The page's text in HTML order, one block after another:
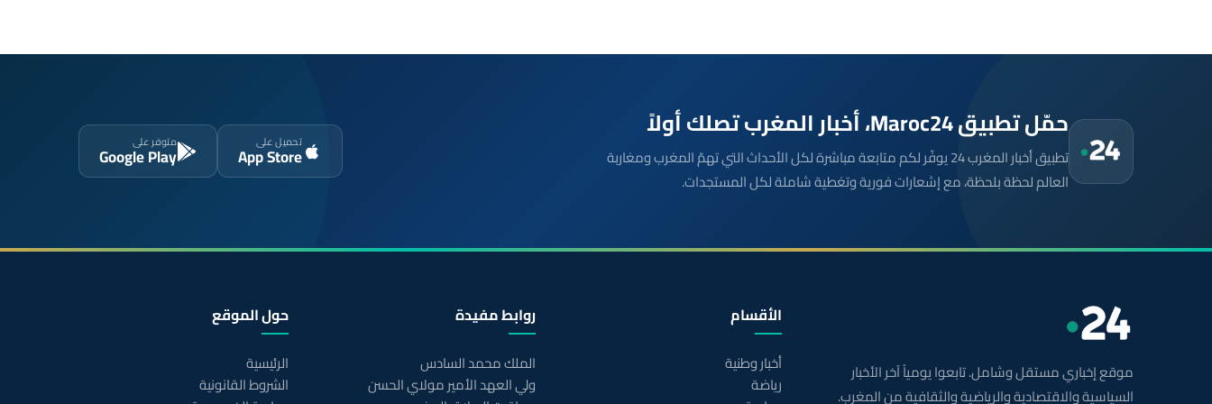
حمّل تطبيق Maroc24، أخبار المغرب تصلك أولاً
تطبيق أخبار المغرب 24 يوفّر لكم متابعة مباشرة لكل الأحداث التي تهمّ المغرب ومغاربة
العالم لحظة بلحظة، مع إشعارات فورية وتغطية شاملة لكل المستجدات.
تحميل على
App Store
متوفر على
Google Play
موقع إخباري مستقل وشامل. تابعوا يومياً آخر الأخبار
السياسية والاقتصادية والرياضية والثقافية من المغرب.
الأقسام
أخبار وطنية
رياضة
روابط مفيدة
الملك محمد السادس
ولي العهد الأمير مولاي الحسن
حول الموقع
الرئيسية
الشروط القانونية